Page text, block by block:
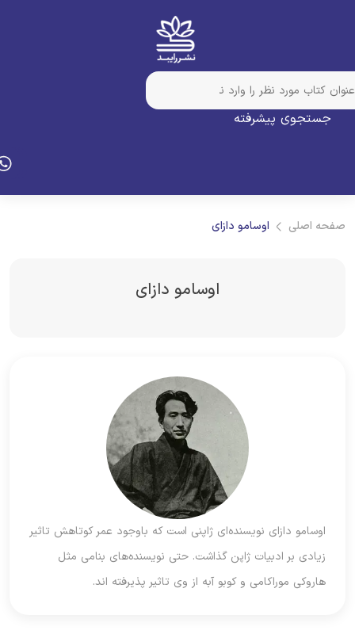
جستجوی پیشرفته
اصلی اوسامو دازای
اوسامو دازای
اوسامو دازای نویسنده‌ای ژاپنی است که باوجود عمر کوتاهش تاثیر
زیادی بر ادبیات ژاپن گذاشت. حتی نویسنده‌های بنامی مثل
هاروکی موراکامی و کوبو آبه از وی تاثیر پذیرفته اند.